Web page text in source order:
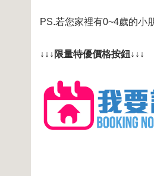
PS.若您家裡有0~4歲的小
↓↓↓限量特優價格按鈕↓↓↓